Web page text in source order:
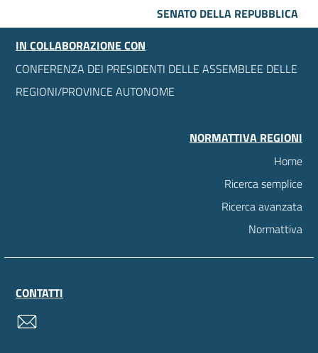
SENATO DELLA REPUBBLICA
IN COLLABORAZIONE CON
CONFERENZA DEI PRESIDENTI DELLE ASSEMBLEE DELLE
REGIONI/PROVINCE AUTONOME
NORMATTIVA REGIONI
Home
Ricerca semplice
Ricerca avanzata
Normattiva
CONTATTI